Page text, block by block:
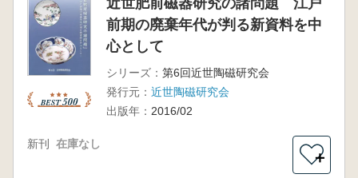
近世肥前磁器研究の諸問題 江戸
前期の廃棄年代が判る新資料を中
心として
シリーズ： 第6回近世陶磁研究会
発行元： 近世陶磁研究会
出版年： 2016/02
新刊 在庫なし
＋